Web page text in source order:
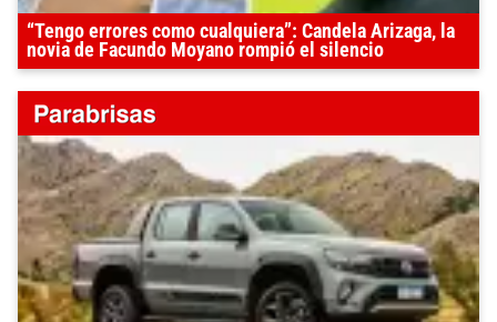
“Tengo errores como cualquiera”: Candela Arizaga, la
novia de Facundo Moyano rompió el silencio